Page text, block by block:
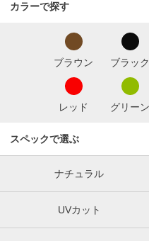
カラーで探す
ブラウン ブラック
レッド グリーン
スペックで選ぶ
ナチュラル
UVカット